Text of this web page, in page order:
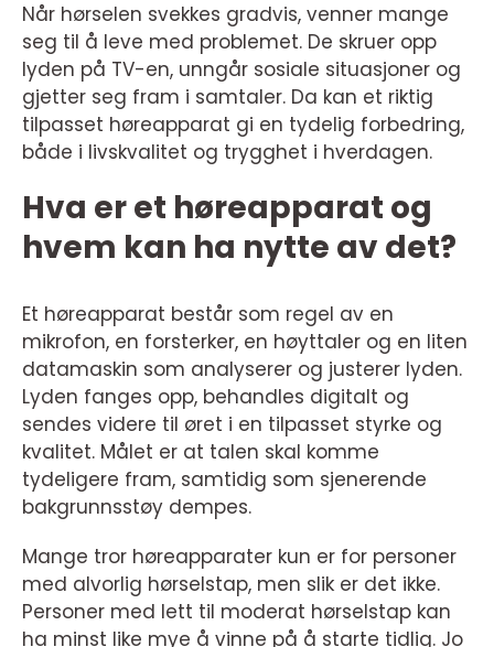
Når hørselen svekkes gradvis, venner mange
seg til å leve med problemet. De skruer opp
lyden på TV-en, unngår sosiale situasjoner og
gjetter seg fram i samtaler. Da kan et riktig
tilpasset høreapparat gi en tydelig forbedring,
både i livskvalitet og trygghet i hverdagen.
Hva er et høreapparat og
hvem kan ha nytte av det?
Et høreapparat består som regel av en
mikrofon, en forsterker, en høyttaler og en liten
datamaskin som analyserer og justerer lyden.
Lyden fanges opp, behandles digitalt og
sendes videre til øret i en tilpasset styrke og
kvalitet. Målet er at talen skal komme
tydeligere fram, samtidig som sjenerende
bakgrunnsstøy dempes.
Mange tror høreapparater kun er for personer
med alvorlig hørselstap, men slik er det ikke.
Personer med lett til moderat hørselstap kan
ha minst like mye å vinne på å starte tidlig. Jo